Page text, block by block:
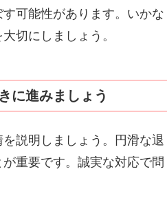
可能性があります。いかな
切にしましょう。
に進みましょう
説明しましょう。円滑な退
重要です。誠実な対応で問